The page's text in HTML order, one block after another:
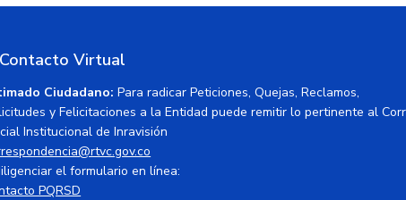
Virtual
Ciudadano: Para radicar Peticiones, Quejas, Reclamos,
y Felicitaciones a la Entidad puede remitir lo pertinente al
Institucional de Inravisión
el formulario en línea:
PQRSD